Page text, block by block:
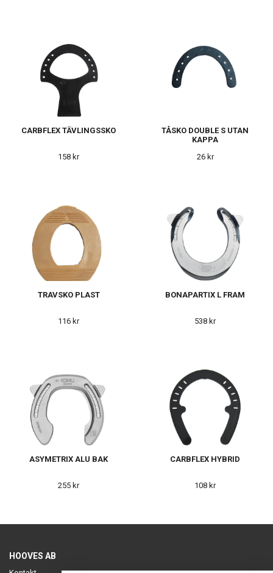
CARBFLEX TÄVLINGSSKO
158 kr
TÅSKO DOUBLE S UTAN
KAPPA
26 kr
TRAVSKO PLAST
116 kr
BONAPARTIX L FRAM
538 kr
ASYMETRIX ALU BAK
255 kr
CARBFLEX HYBRID
108 kr
HOOVES AB